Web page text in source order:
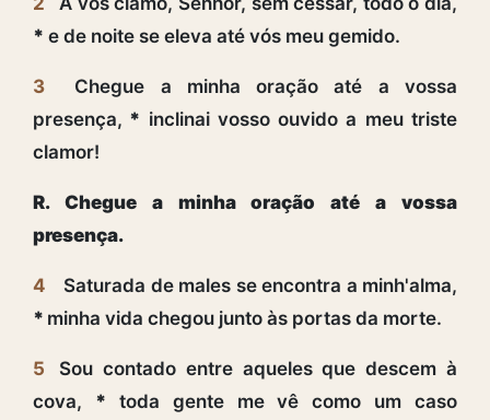
* e de noite se eleva até vós meu gemido.
3
Chegue a minha oração até a vossa
presença, * inclinai vosso ouvido a meu triste
clamor!
R. Chegue a minha oração até a vossa
presença.
4
Saturada de males se encontra a minh'alma,
* minha vida chegou junto às portas da morte.
5
Sou contado entre aqueles que descem à
cova,
* toda gente me vê como um caso